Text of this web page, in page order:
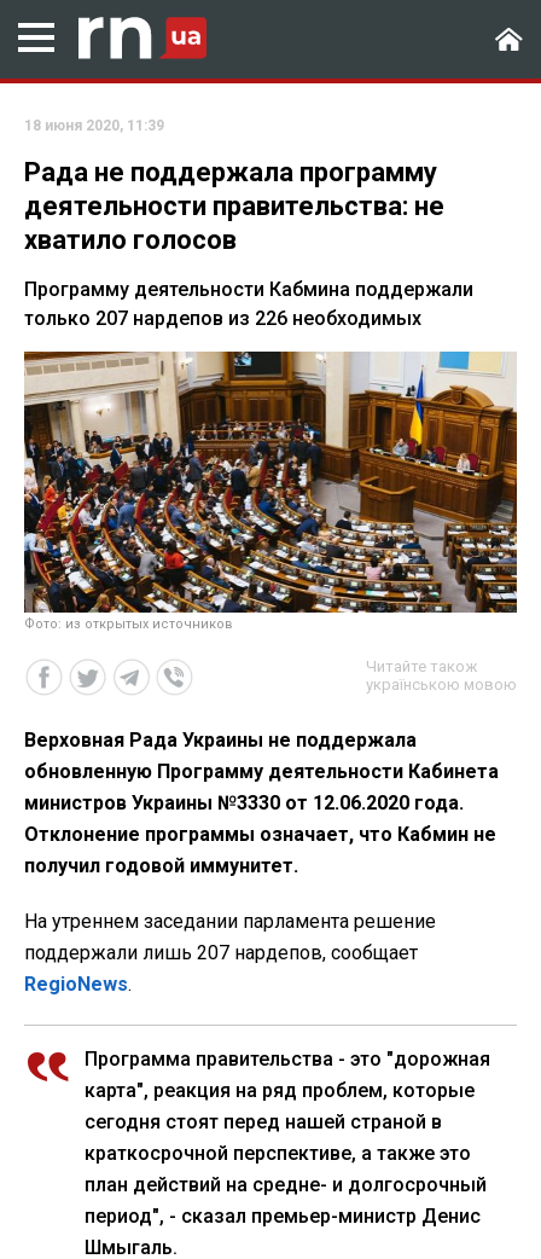
18 июня 2020, 11:39
Рада не поддержала программу
деятельности правительства: не
хватило голосов
Программу деятельности Кабмина поддержали
только 207 нардепов из 226 необходимых
Фото: из открытых источников
Читайте також
українською мовою
Верховная Рада Украины не поддержала
обновленную Программу деятельности Кабинета
министров Украины №3330 от 12.06.2020 года.
Отклонение программы означает, что Кабмин не
получил годовой иммунитет.
На утреннем заседании парламента решение
поддержали лишь 207 нардепов, сообщает
RegioNews.
Программа правительства - это "дорожная
карта", реакция на ряд проблем, которые
сегодня стоят перед нашей страной в
краткосрочной перспективе, а также это
план действий на средне- и долгосрочный
период", - сказал премьер-министр Денис
Шмыгаль.